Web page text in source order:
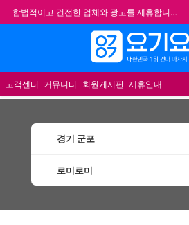
합법적이고 건전한 업체와 광고를 제휴합니다.
★요기요기 설 연휴 휴무 안내★
★ 요기요기 업체회원 안내사항 ★
불건전한 게시글은 삭제 및 회원탈퇴 됩니다.
고객센터 커뮤니티 회원게시판 제휴안내
경기 군포
로미로미